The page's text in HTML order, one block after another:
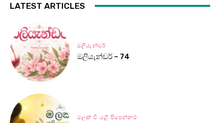
LATEST ARTICLES
ඔලියැන්ඩර්
ඔලියැන්ඩර් – 74
මලක් වී යළි පිපෙන්නම්